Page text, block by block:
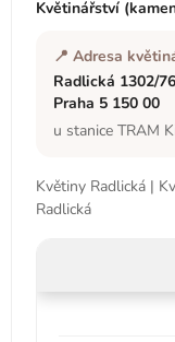
Květinářství
📍 Adresa
Radlická 1302/76
Praha 5 150 00
u stanice TRAM
Květiny Radlická |
Radlická